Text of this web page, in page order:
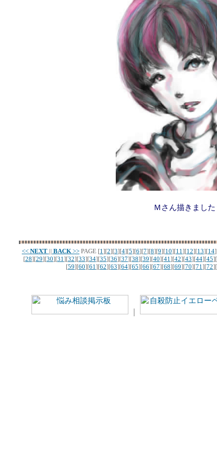
Ｍさん描きまし
<< NEXT || BACK >> PAGE [1][2][3][4][5][6][7][8][9][10][11][12][13][14
[28][29][30][31][32][33][34][35][36][37][38][39][40][41][42][43][44][45][
[59][60][61][62][63][64][65][66][67][68][69][70][71][72][